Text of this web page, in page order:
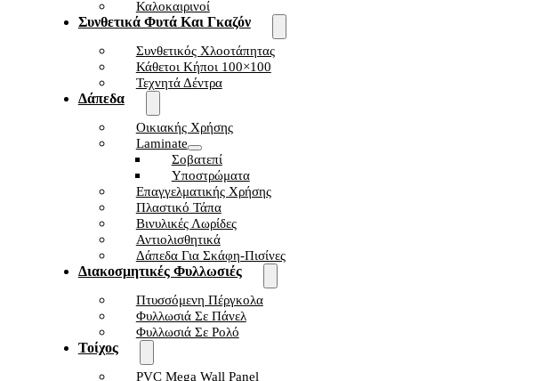
Καλοκαιρινοί
Συνθετικά Φυτά Και Γκαζόν
Συνθετικός Χλοοτάπητας
Κάθετοι Κήποι 100×100
Τεχνητά Δέντρα
Δάπεδα
Οικιακής Χρήσης
Laminate
Σοβατεπί
Υποστρώματα
Επαγγελματικής Χρήσης
Πλαστικό Τάπα
Βινυλικές Λωρίδες
Αντιολισθητικά
Δάπεδα Για Σκάφη-Πισίνες
Διακοσμητικές Φυλλωσιές
Πτυσσόμενη Πέργκολα
Φυλλωσιά Σε Πάνελ
Φυλλωσιά Σε Ρολό
Τοίχος
PVC Mega Wall Panel